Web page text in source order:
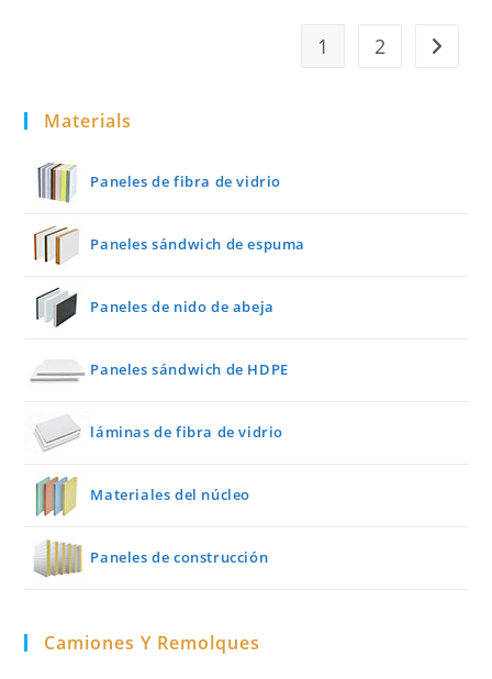
1 2 Go to
Materials
Paneles de fibra de vidrio
Paneles sándwich de espuma
Paneles de nido de abeja
Paneles sándwich de HDPE
láminas de fibra de vidrio
Materiales del núcleo
Paneles de construcción
Camiones Y Remolques